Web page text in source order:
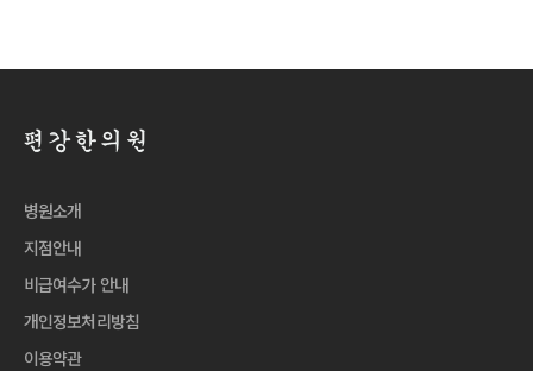
병원소개
지점안내
비급여수가 안내
개인정보처리방침
이용약관